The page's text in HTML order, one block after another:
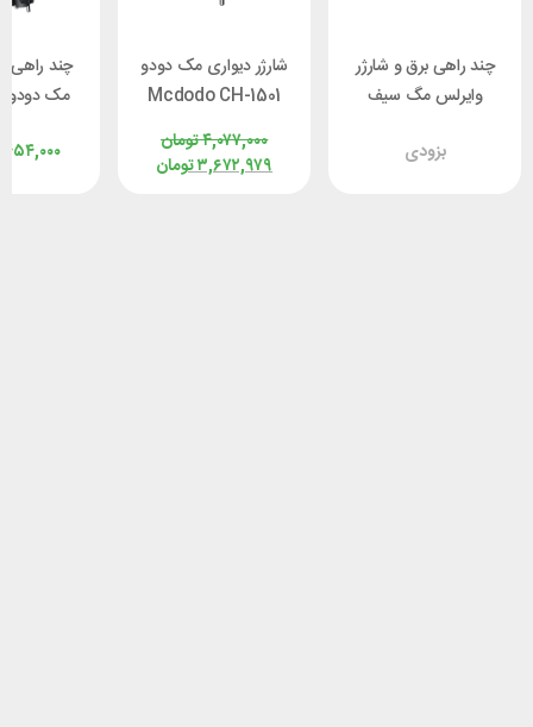
چند راهی برق و شارژر
وایرلس مگ سیف
Powerology
بزودی
شارژر دیواری مک دودو
Mcdodo CH-1501
تومان۴,۰۷۷,۰۰۰
تومان۳,۶۷۲,۹۷۹
چند راهی